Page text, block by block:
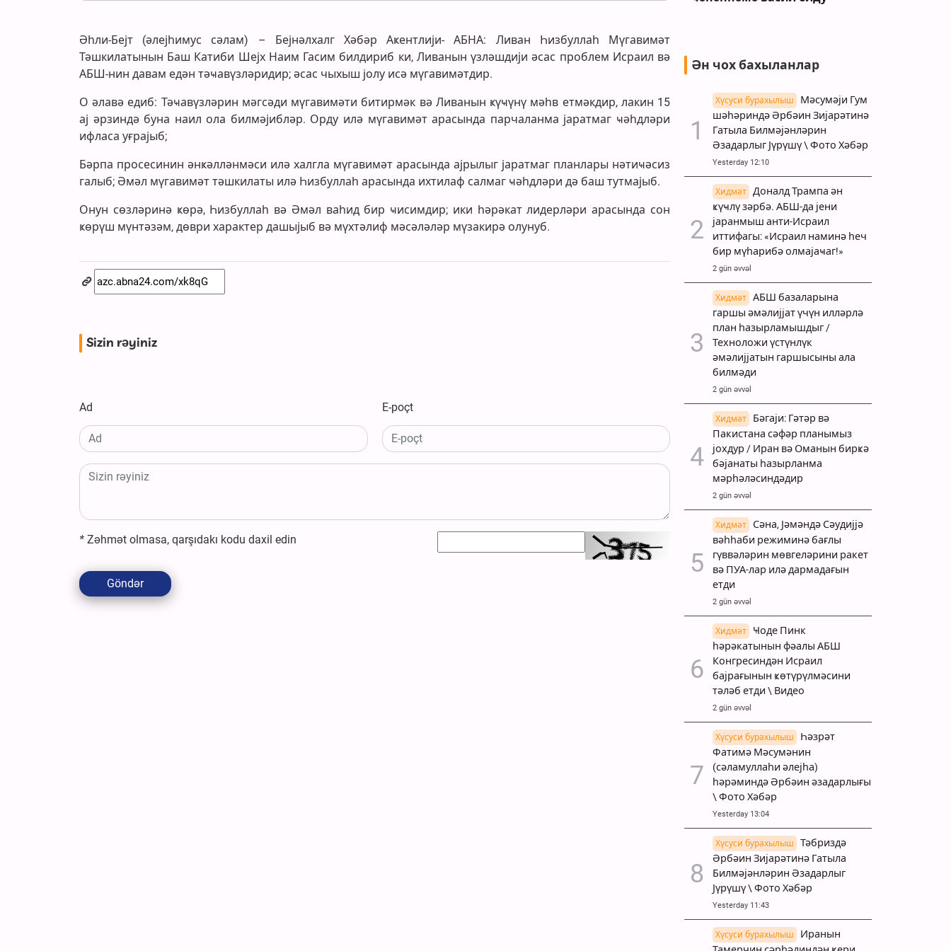
Әһли-Бејт (әлејһимус сәлам) – Бејнәлхалг Хәбәр Аҝентлији- АБНА: Ливан Һизбуллаһ Мүгавимәт
Тәшкилатынын Баш Катиби Шејх Наим Гасим билдириб ки, Ливанын үзләшдији әсас проблем Исраил вә
АБШ-нин давам едән тәҹавүзләридир; әсас чыхыш јолу исә мүгавимәтдир.
О әлавә едиб: Тәҹавүзләрин мәгсәди мүгавимәти битирмәк вә Ливанын ҝүҹүнү мәһв етмәкдир, лакин 15
ај әрзиндә буна наил ола билмәјибләр. Орду илә мүгавимәт арасында парчаланма јаратмаг ҹәһдләри
ифласа уғрајыб;
Бәрпа просесинин әнҝәлләнмәси илә халгла мүгавимәт арасында ајрылыг јаратмаг планлары нәтиҹәсиз
галыб; Әмәл мүгавимәт тәшкилаты илә Һизбуллаһ арасында ихтилаф салмаг ҹәһдләри дә баш тутмајыб.
Онун сөзләринә ҝөрә, Һизбуллаһ вә Әмәл ваһид бир ҹисимдир; ики һәрәкат лидерләри арасында сон
ҝөрүш мүнтәзәм, дөври характер дашыјыб вә мүхтәлиф мәсәләләр мүзакирә олунуб.
Sizin rəyiniz
Ad E-poçt
* Zəhmət olmasa, qarşıdakı kodu daxil edin
Göndər
Ән чох бахыланлар
Хүсуси бурахылыш
Мәсумәји Гум
шәһәриндә Әрбәин Зијарәтинә
Гатыла Билмәјәнләрин
Әзадарлыг Јүрүшү \ Фото Хәбәр
Yesterday 12:10
Хидмәт
Доналд Трампа ән
ҝүҹлү зәрбә. АБШ-да јени
јаранмыш анти-Исраил
иттифагы: «Исраил наминә һеч
бир мүһарибә олмајаҹаг!»
2 gün əvvəl
Хидмәт
АБШ базаларына
гаршы әмәлијјат үчүн илләрлә
план һазырламышдыг /
Техноложи үстүнлүк
әмәлијјатын гаршысыны ала
билмәди
2 gün əvvəl
Хидмәт
Бәгаји: Гәтәр вә
Пакистана сәфәр планымыз
јохдур / Иран вә Оманын бирҝә
бәјанаты һазырланма
мәрһәләсиндәдир
2 gün əvvəl
Хидмәт
Сәна, Јәмәндә Сәудијјә
вәһһаби режиминә бағлы
гүввәләрин мөвгеләрини ракет
вә ПУА-лар илә дармадағын
етди
2 gün əvvəl
Хидмәт
Ҹоде Пинк
һәрәкатынын фәалы АБШ
Конгресиндән Исраил
бајрағынын ҝөтүрүлмәсини
тәләб етди \ Видео
2 gün əvvəl
Хүсуси бурахылыш
Һәзрәт
Фатимә Мәсумәнин
(сәламуллаһи әлејһа)
һәрәминдә Әрбәин әзадарлығы
\ Фото Хәбәр
Yesterday 13:04
Хүсуси бурахылыш
Тәбриздә
Әрбәин Зијарәтинә Гатыла
Билмәјәнләрин Әзадарлыг
Јүрүшү \ Фото Хәбәр
Yesterday 11:43
Хүсуси бурахылыш
Иранын